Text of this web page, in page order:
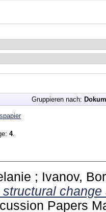
Gruppieren nach:
4.
; Ivanov,
Papers